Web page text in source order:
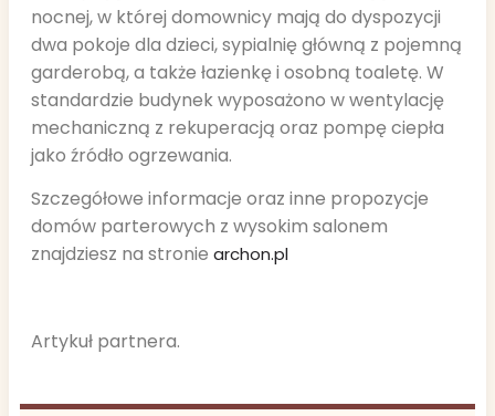
nocnej, w której domownicy mają do dyspozycji
dwa pokoje dla dzieci, sypialnię główną z pojemną
garderobą, a także łazienkę i osobną toaletę. W
standardzie budynek wyposażono w wentylację
mechaniczną z rekuperacją oraz pompę ciepła
jako źródło ogrzewania.
Szczegółowe informacje oraz inne propozycje
domów parterowych z wysokim salonem
znajdziesz na stronie archon.pl
Artykuł partnera.